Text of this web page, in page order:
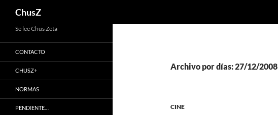
Saltar
al
contenido
ChusZ
Archivo por días: 27/12/2008
CINE
Se lee Chus Zeta
CONTACTO
CHUSZ+
NORMAS
PENDIENTE…